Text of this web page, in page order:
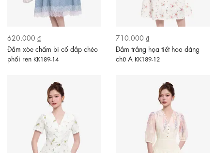
620.000 ₫
Đầm xòe chấm bi cổ đắp chéo
phối ren KK189-14
710.000 ₫
Đầm trắng họa tiết hoa dáng
chữ A KK189-12